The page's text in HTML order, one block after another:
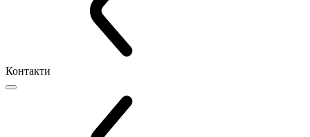
Контакти